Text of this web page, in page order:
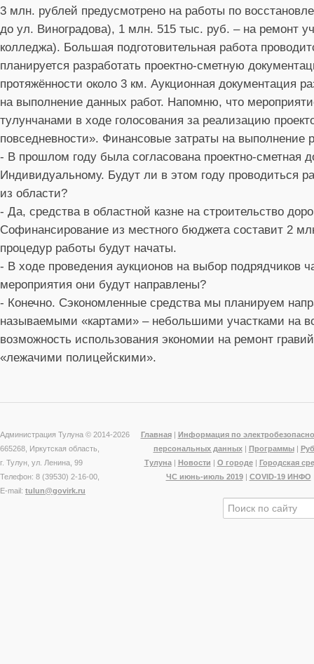
3 млн. рублей предусмотрено на работы по
до ул. Виноградова), 1 млн. 515 тыс. руб. – на ремонт
колледжа). Большая подготовительная работа
планируется разработать проектно-сметную
протяжённости около 3 км. Аукционная документация
на выполнение данных работ. Напомню, что
тулунчанами в ходе голосования за реализацию
повседневности». Финансовые затраты на выполнение
- В прошлом году была согласована проектно-сметная
Индивидуальному. Будут ли в этом году проводиться
из области?
- Да, средства в областной казне на строительство
Софинансирование из местного бюджета составит 2
процедур работы будут начаты.
- В ходе проведения аукционов на выбор подрядчиков
мероприятия они будут направлены?
- Конечно. Сэкономленные средства мы планируем
называемыми «картами» – небольшими участками на
возможность использования экономии на ремонт
«лежачими полицейскими».
Администрация Тулуна © 2014-2026
665268, Иркутская область,
г. Тулун, ул. Ленина, 99
Телефон: 8 (39530) 2-16-00,
E-mail: tulun@govirk.ru
Главная| Информация по
персональных данных| Программы|
Тулуна| Новости | О городе| Городская
ЧС июнь-июль 2019| COVID-19 ИНФО